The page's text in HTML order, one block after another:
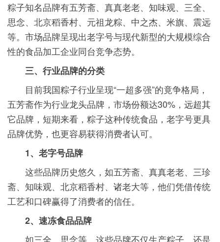
粽子知名品牌有五芳斋、真真老老、知味观、三全、
思念、北京稻香村、元祖龙粽、中之杰、米旗、震远
等。市场品牌呈现出老字号与现代新型的大规模综合
性的食品加工企业同台竞争态势。
三、行业品牌的分类
目前我国粽子行业呈现“一超多强”的竟争格局，
五芳斋作为行业龙头品牌，市场份额达30%，远超其
它品牌，短期来看，粽子这种传统食品，老字号更具
品牌优势，也更容易获得消费者认可。
1、老字号品牌
这些品牌历史悠久，如五芳斋、真真老老、三珍
斋、知味观、北京稻香村、诸老大等，他们凭借传统
工艺和口碑赢得了消费者的信任。
2、速冻食品品牌
如三全、思念等，这些品牌不仅生产粽子，还是